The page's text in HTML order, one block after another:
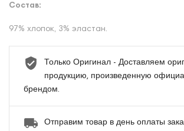
Состав:
97% хлопок, 3% эластан.
Только Оригинал - Доставляем
продукцию, произведенную
брендом.
Отправим товар в день оплаты